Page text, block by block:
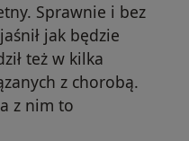
Sprawnie i bez
jak będzie
też w kilka
z chorobą.
z nim to